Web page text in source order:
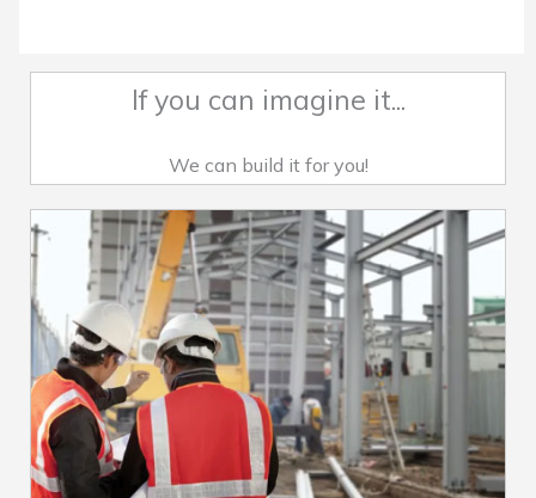
If you can imagine it...
We can build it for you!